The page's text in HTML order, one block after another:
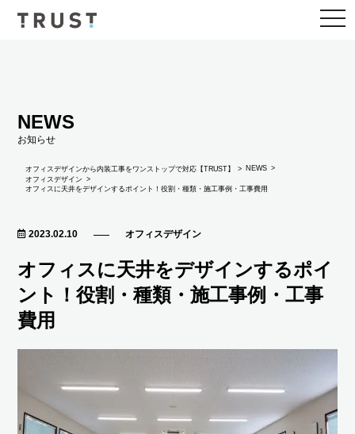
NEWS
お知らせ
オフィスデザインから内装工事をワンストップで対応【TRUST】
NEWS
オフィスデザイン
オフィスに天井をデザインするポイント！役割・種類・施工事例・工事費用
2023.02.10 オフィスデザイン
オフィスに天井をデザインするポイ
ント！役割・種類・施工事例・工事
費用